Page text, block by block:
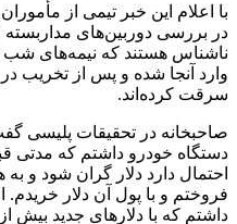
با اعلام این خبر تیمی از
در بررسی دوربین‌های
ناشناس هستند که نیمه‌های شب
وارد آنجا شده و پس از تخریب در
سرقت کرده‌اند.
صاحبخانه در تحقیقات پلیسی
دستگاه خودرو داشتم که مدتی
احتمال دارد دلار گران شود و
فروختم و با پول آن دلار